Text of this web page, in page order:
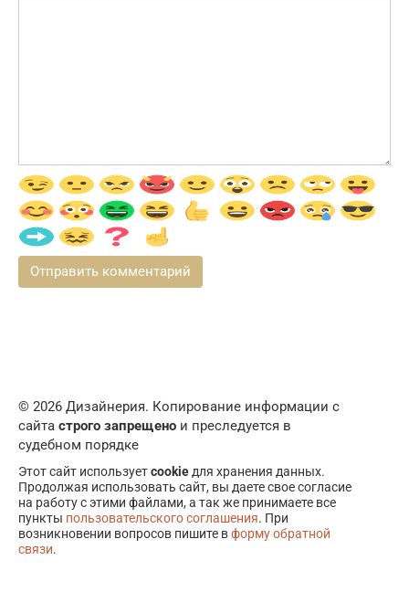
© 2026 Дизайнерия. Копирование информации с
сайта строго запрещено и преследуется в
судебном порядке
Этот сайт используетcookieдля хранения данных.
Продолжая использовать сайт, вы даете свое согласие
на работу с этими файлами, а так же принимаете все
пункты пользовательского соглашения. При
возникновении вопросов пишите вформу обратной
связи.